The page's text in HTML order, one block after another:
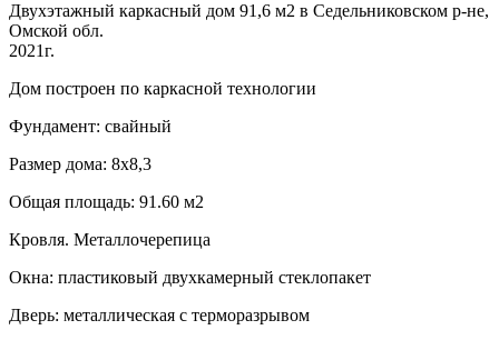
Двухэтажный каркасный дом 91,6 м2 в Седельниковском р-не,
Омской обл.
2021г.
Дом построен по каркасной технологии
Фундамент: свайный
Размер дома: 8х8,3
Общая площадь: 91.60 м2
Кровля. Металлочерепица
Окна: пластиковый двухкамерный стеклопакет
Дверь: металлическая с терморазрывом